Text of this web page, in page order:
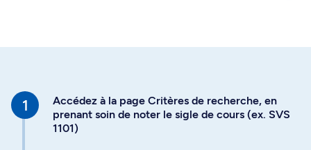
Accédez à la page Critères de recherche, en
prenant soin de noter le sigle de cours (ex. SVS
1101)